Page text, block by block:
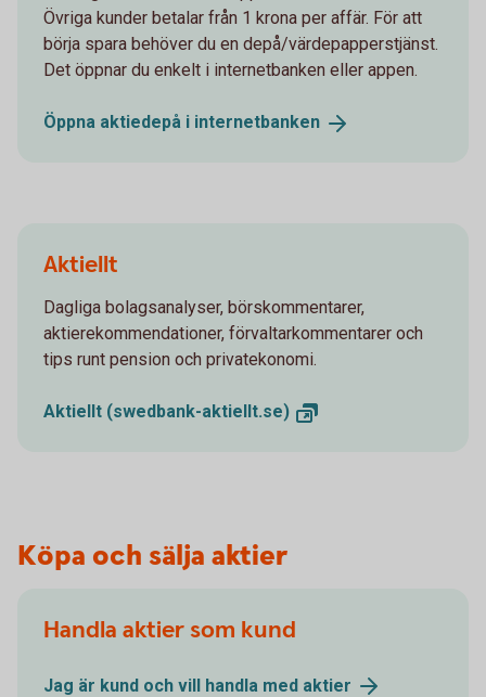
Övriga kunder betalar från 1 krona per affär. För att
börja spara behöver du en depå/värdepapperstjänst.
Det öppnar du enkelt i internetbanken eller appen.
Öppna aktiedepå i internetbanken
Aktiellt
Dagliga bolagsanalyser, börskommentarer,
aktierekommendationer, förvaltarkommentarer och
tips runt pension och privatekonomi.
Aktiellt (swedbank-aktiellt.se)
Köpa och sälja aktier
Handla aktier som kund
Jag är kund och vill handla med aktier